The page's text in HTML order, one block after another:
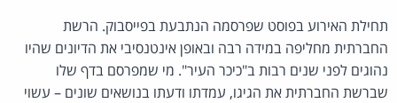
תחילת האירוע בפוסט שפרסמה הנתבעת בפייסבוק. הרשת
החברתית מחליפה במידה רבה ובאופן אינטנסיבי את הדיונים שהיו
נהוגים לפני שנים רבות ב"כיכר העיר". מי שמפרסם בדף שלו
שברשת החברתית את הגיגו, עמדתו ודעתו בנושאים שונים – עשוי